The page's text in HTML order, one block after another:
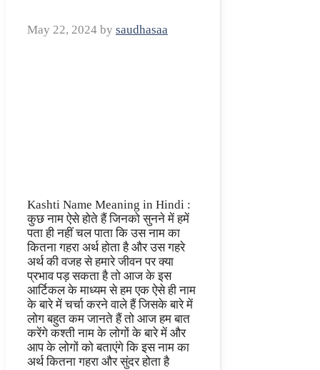
May 22, 2024 by saudhasaa
Kashti Name Meaning in Hindi :
कुछ नाम ऐसे होते हैं जिनको सुनने में हमें
पता ही नहीं चल पाता कि उस नाम का
कितना गहरा अर्थ होता है और उस गहरे
अर्थ की वजह से हमारे जीवन पर क्या
प्रभाव पड़ सकता है तो आज के इस
आर्टिकल के माध्यम से हम एक ऐसे ही नाम
के बारे में चर्चा करने वाले हैं जिसके बारे में
लोग बहुत कम जानते हैं तो आज हम बात
करेंगे कश्ती नाम के लोगों के बारे में और
आप के लोगों को बताएंगे कि इस नाम का
अर्थ कितना गहरा और सुंदर होता है